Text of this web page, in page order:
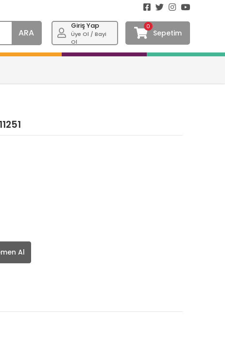
ARA
Giriş Yap
Üye Ol / Bayi
Ol
0
Sepetim
Al